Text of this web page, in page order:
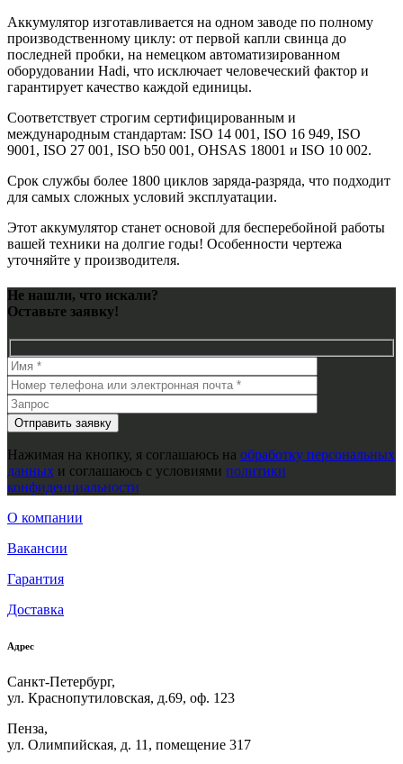
Аккумулятор изготавливается на одном заводе по полному
производственному циклу: от первой капли свинца до
последней пробки, на немецком автоматизированном
оборудовании Hadi, что исключает человеческий фактор и
гарантирует качество каждой единицы.
Соответствует строгим сертифицированным и
международным стандартам: ISO 14 001, ISO 16 949, ISO
9001, ISO 27 001, ISO b50 001, OHSAS 18001 и ISO 10 002.
Срок службы более 1800 циклов заряда-разряда, что подходит
для самых сложных условий эксплуатации.
Этот аккумулятор станет основой для бесперебойной работы
вашей техники на долгие годы! Особенности чертежа
уточняйте у производителя.
Не нашли, что искали?
Оставьте заявку!
Нажимая на кнопку, я соглашаюсь на обработку персональных
данных и соглашаюсь с условиями политики
конфиденциальности
О компании
Вакансии
Гарантия
Доставка
Адрес
Санкт-Петербург,
ул. Краснопутиловская, д.69, оф. 123
Пенза,
ул. Олимпийская, д. 11, помещение 317